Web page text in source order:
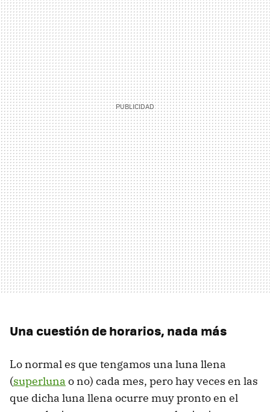
Una cuestión de horarios, nada más
Lo normal es que tengamos una luna llena
(superluna o no) cada mes, pero hay veces en las
que dicha luna llena ocurre muy pronto en el